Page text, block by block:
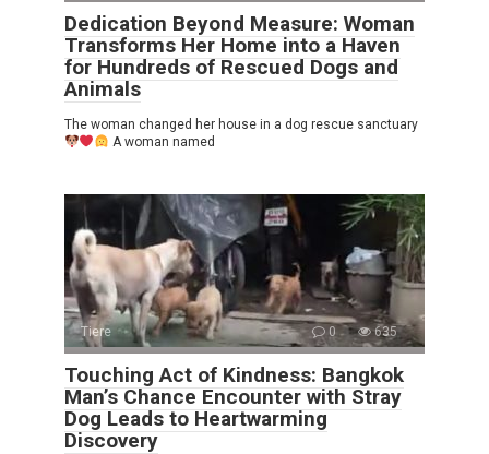
Dedication Beyond Measure: Woman
Transforms Her Home into a Haven
for Hundreds of Rescued Dogs and
Animals
The woman changed her house in a dog rescue sanctuary
A woman named
Tiere 0 635
Touching Act of Kindness: Bangkok
Man’s Chance Encounter with Stray
Dog Leads to Heartwarming
Discovery